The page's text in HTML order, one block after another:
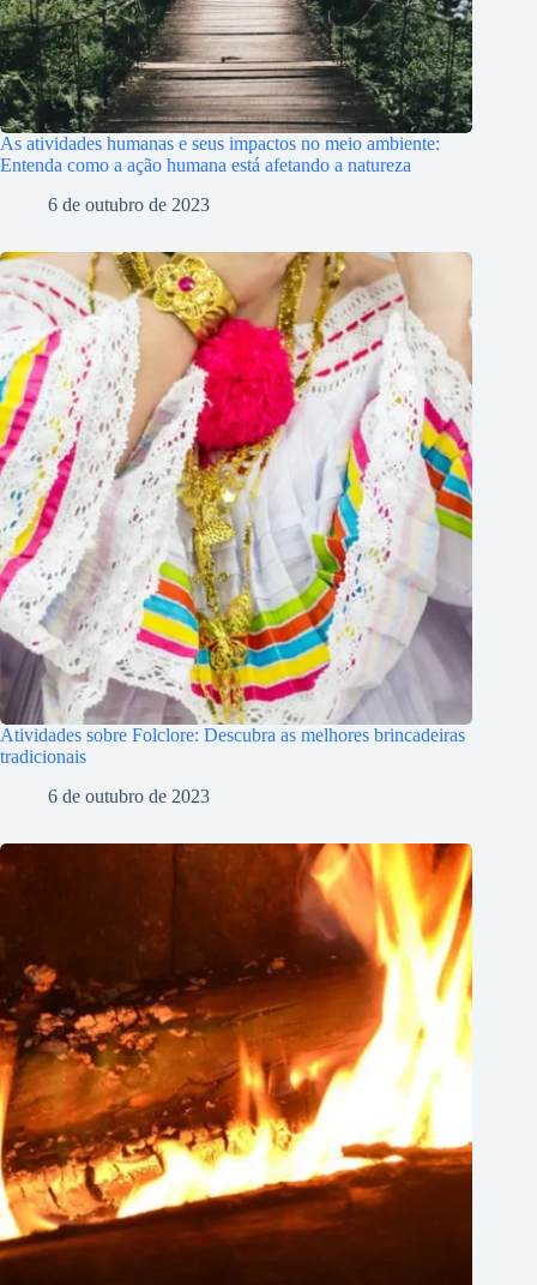
As atividades humanas e seus impactos no meio ambiente:
Entenda como a ação humana está afetando a natureza
6 de outubro de 2023
Atividades sobre Folclore: Descubra as melhores brincadeiras
tradicionais
6 de outubro de 2023